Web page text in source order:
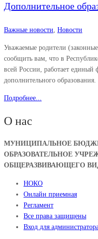
Дополнительное
Важные новости Новости
Уважаемые родители
сообщить вам, что в
всей России, работает
дополнительного
Подробнее...
О нас
МУНИЦИПАЛЬНОЕ
ОБРАЗОВАТЕЛЬНОЕ
ОБЩЕРАЗВИВАЮЩЕГО
НОКО
Онлайн приемная
Регламент
Все права защищены
Вход для